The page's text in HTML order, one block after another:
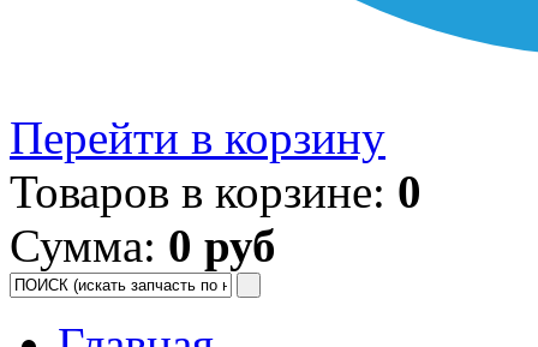
Перейти в корзину
Товаров в корзине: 0
Сумма: 0 руб